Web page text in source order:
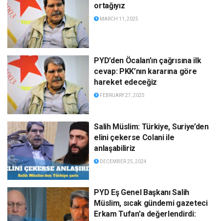
ortağıyız
MARCH 11, 2025
PYD’den Öcalan’ın çağrısına ilk
cevap: PKK’nın kararına göre
hareket edeceğiz
FEBRUARY 27, 2025
Salih Müslim: Türkiye, Suriye’den
elini çekerse Colani ile
anlaşabiliriz
DECEMBER 25, 2024
PYD Eş Genel Başkanı Salih
Müslim, sıcak gündemi gazeteci
Erkam Tufan’a değerlendirdi: